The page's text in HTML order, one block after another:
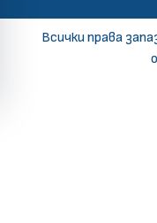
Всички права